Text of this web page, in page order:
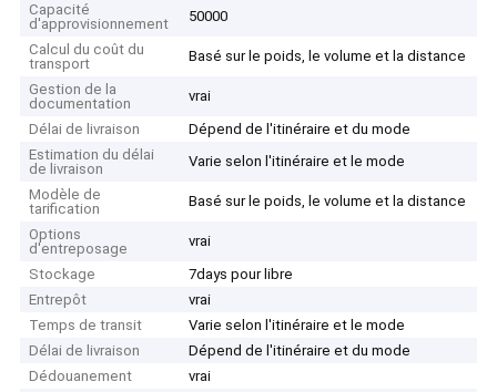
Capacité
d'approvisionnement
50000
Calcul du coût du
transport
Basé sur le poids, le volume et la distance
Gestion de la
documentation
vrai
Délai de livraison
Dépend de l'itinéraire et du mode
Estimation du délai
de livraison
Varie selon l'itinéraire et le mode
Modèle de
tarification
Basé sur le poids, le volume et la distance
Options
d'entreposage
vrai
Stockage
7days pour libre
Entrepôt
vrai
Temps de transit
Varie selon l'itinéraire et le mode
Délai de livraison
Dépend de l'itinéraire et du mode
Dédouanement
vrai